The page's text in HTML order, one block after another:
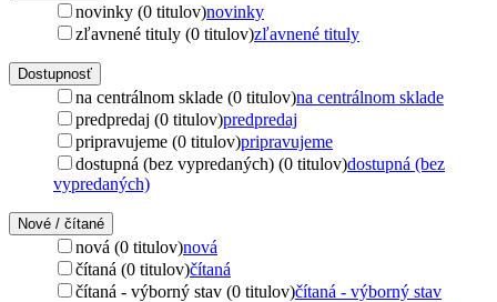
novinky (0 titulov)novinky
zľavnené tituly (0 titulov)zľavnené tituly
Dostupnosť
na centrálnom sklade (0 titulov)na centrálnom sklade
predpredaj (0 titulov)predpredaj
pripravujeme (0 titulov)pripravujeme
dostupná (bez vypredaných) (0 titulov)dostupná (bez
vypredaných)
Nové / čítané
nová (0 titulov)nová
čítaná (0 titulov)čítaná
čítaná - výborný stav (0 titulov)čítaná - výborný stav